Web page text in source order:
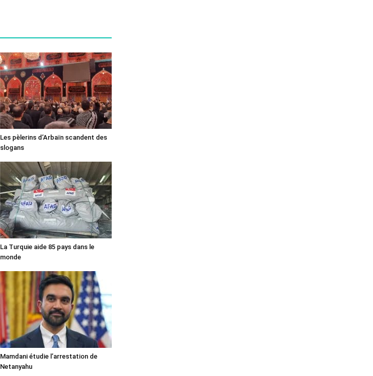
Les pèlerins d’Arbaïn scandent des
slogans
La Turquie aide 85 pays dans le
monde
Mamdani étudie l’arrestation de
Netanyahu